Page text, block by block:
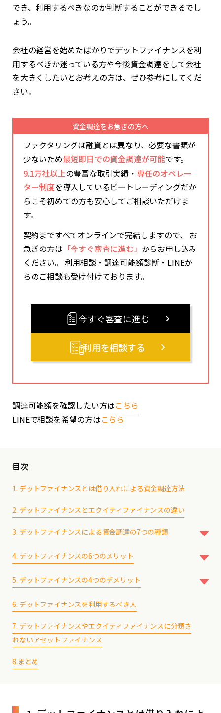
でき、利用するべきなのか判断することができるでし
ょう。
会社の経営を始めたばかりでデットファイナンスを利
用するべきか迷っている方や今後資金調達をして会社
を大きくしたいとお考えの方は、ぜひ参考にしてくだ
さい。
資金調達をお急ぎの方へ
ファクタリングは融資とは異なり、必要な書類が
少ないため最短即日での資金調達が可能です。
9.1万社以上の豊富な取引実績・ 専任のオペレー
ター制度を導入しているビートレーディングだか
らこそ初めての方も安心してご相談いただけま
す。
契約まですべてオンラインで完結しますので、 お
急ぎの方は 「今すぐ審査に進む」 からお申し込み
ください。 利用相談・調達可能額診断・LINEか
らのご相談も受け付けております。
今すぐ審査に進む
利用を相談する
調達可能額を確認したい方はこちら
LINEで相談を希望の方はこちら
目次
1. デットファイナンスとは借り入れによる資金調達方法
2. デットファイナンスとエクイティファイナンスの違い
3. デットファイナンスによる資金調達の7つの種類
3-2. 民間の金融機関による融資
3-4. 社債・私募債の発行
3-6. シンジケートローン
3-7. ソーシャルレンディング
4. デットファイナンスの6つのメリット
4-2. 利息は損金計上できる
4-4. 支払う税金に影響がない
4-5. 資金計画が立てやすい
4-6. 資金調達がしやすい
5. デットファイナンスの4つのデメリット
5-2. 利息を支払わなければならない
5-3. 自己資本比率が低くなり資金調達に影響する
5-4. 貸借対照表で負債扱いになる
6. デットファイナンスを利用するべき人
7. デットファイナンスやエクイティファイナンスに分類さ
れないアセットファイナンス
8.まとめ